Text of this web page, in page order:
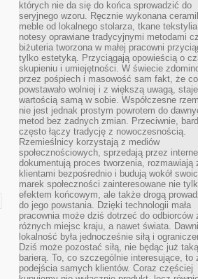
których nie da się do końca sprowadzić do
seryjnego wzoru. Ręcznie wykonana
meble od lokalnego stolarza, tkane
notesy oprawiane tradycyjnymi metodami
biżuteria tworzona w małej pracowni
tylko estetyką. Przyciągają opowieścią o
skupieniu i umiejętności. W świecie
przez pośpiech i masowość sam fakt, że
powstawało wolniej i z większą uwagą,
wartością samą w sobie. Współczesne
nie jest jednak prostym powrotem do
metod bez żadnych zmian. Przeciwnie,
często łączy tradycję z nowoczesnością.
Rzemieślnicy korzystają z mediów
społecznościowych, sprzedają przez
dokumentują proces tworzenia, rozmawiają
klientami bezpośrednio i budują wokół
marek społeczności zainteresowane nie
efektem końcowym, ale także drogą
do jego powstania. Dzięki technologii mała
pracownia może dziś dotrzeć do odbiorców
różnych miejsc kraju, a nawet świata.
lokalność była jednocześnie siłą i
Dziś może pozostać siłą, nie będąc już taką
barierą. To, co szczególnie interesujące, to
podejścia samych klientów. Coraz częściej